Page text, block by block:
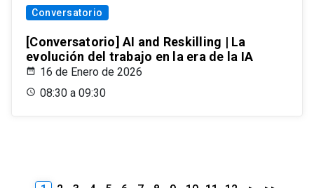
Conversatorio
[Conversatorio] AI and Reskilling | La
evolución del trabajo en la era de la IA
16 de Enero de 2026
08:30 a 09:30